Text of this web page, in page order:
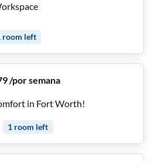
room left
/por semana
in Fort Worth!
1 room left